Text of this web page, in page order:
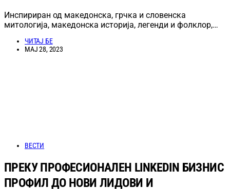
Инспириран од македонска, грчка и словенска
митологија, македонска историја, легенди и фолклор,…
ЧИТАЈ БЕ
МАЈ 28, 2023
ВЕСТИ
ПРЕКУ ПРОФЕСИОНАЛЕН LINKEDIN БИЗНИС
ПРОФИЛ ДО НОВИ ЛИДОВИ И